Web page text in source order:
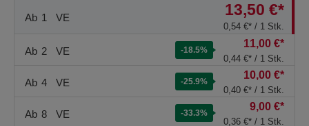
Ab 1 VE 13,50 €*
0,54 €* / 1 Stk.
Ab 2 VE -18.5%
11,00 €*
0,44 €* / 1 Stk.
Ab 4 VE -25.9%
10,00 €*
0,40 €* / 1 Stk.
Ab 8 VE -33.3%
9,00 €*
0,36 €* / 1 Stk.